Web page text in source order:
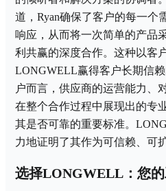
道，Ryan确保了客户的每一个
响应，从而将一次简单的产品
利共赢的深度合作。这种以客
LONGWELL赢得客户长期信
户而言，供应商的运营能力、
在整个合作过程中展现出的专
其是否可靠的重要标准。
力地证明了其作为可信赖、可
选择LONGWELL：您